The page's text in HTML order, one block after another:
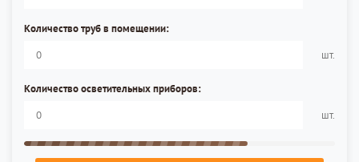
Количество труб в помещении:
шт.
Количество осветительных приборов:
шт.